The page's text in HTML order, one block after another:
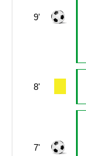
9'
8'
7'